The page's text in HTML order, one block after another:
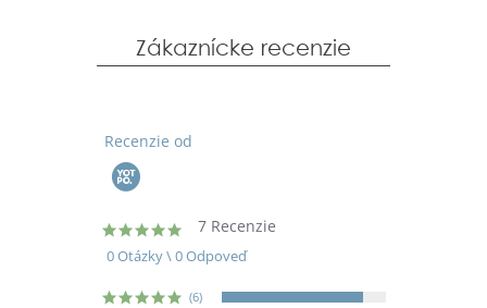
Zákaznícke recenzie
Recenzie od
4.9
star
rating
7 Recenzie
0 Otázky \ 0 Odpoveď
(6)